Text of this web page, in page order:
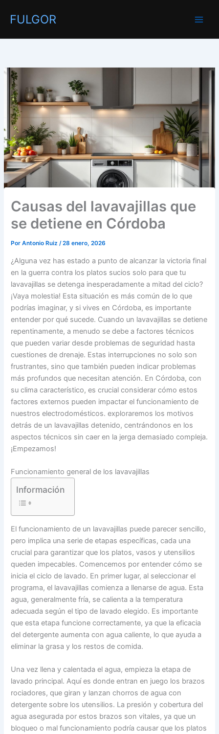
FULGOR
Causas del lavavajillas que
se detiene en Córdoba
PorAntonio Ruiz/28 enero, 2026
¿Alguna vez has estado a punto de alcanzar la victoria final
en la guerra contra los platos sucios solo para que tu
lavavajillas se detenga inesperadamente a mitad del ciclo?
¡Vaya molestia! Esta situación es más común de lo que
podrías imaginar, y si vives en Córdoba, es importante
entender por qué sucede. Cuando un lavavajillas se detiene
repentinamente, a menudo se debe a factores técnicos
que pueden variar desde problemas de seguridad hasta
cuestiones de drenaje. Estas interrupciones no solo son
frustrantes, sino que también pueden indicar problemas
más profundos que necesitan atención. En Córdoba, con
su clima característico, es crucial considerar cómo estos
factores externos pueden impactar el funcionamiento de
nuestros electrodomésticos. exploraremos los motivos
detrás de un lavavajillas detenido, centrándonos en los
aspectos técnicos sin caer en la jerga demasiado compleja.
¡Empezamos!
Funcionamiento general de los lavavajillas
Información
El funcionamiento de un lavavajillas puede parecer sencillo,
pero implica una serie de etapas específicas, cada una
crucial para garantizar que los platos, vasos y utensilios
queden impecables. Comencemos por entender cómo se
inicia el ciclo de lavado. En primer lugar, al seleccionar el
programa, el lavavajillas comienza a llenarse de agua. Esta
agua, generalmente fría, se calienta a la temperatura
adecuada según el tipo de lavado elegido. Es importante
que esta etapa funcione correctamente, ya que la eficacia
del detergente aumenta con agua caliente, lo que ayuda a
eliminar la grasa y los restos de comida.
Una vez llena y calentada el agua, empieza la etapa de
lavado principal. Aquí es donde entran en juego los brazos
rociadores, que giran y lanzan chorros de agua con
detergente sobre los utensilios. La presión y cobertura del
agua asegurada por estos brazos son vitales, ya que un
bloqueo o mal funcionamiento podría causar que los platos